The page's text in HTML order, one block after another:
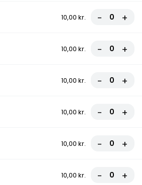
10,00 kr. - +
10,00 kr. - +
10,00 kr. - +
10,00 kr. - +
10,00 kr. - +
10,00 kr. - +